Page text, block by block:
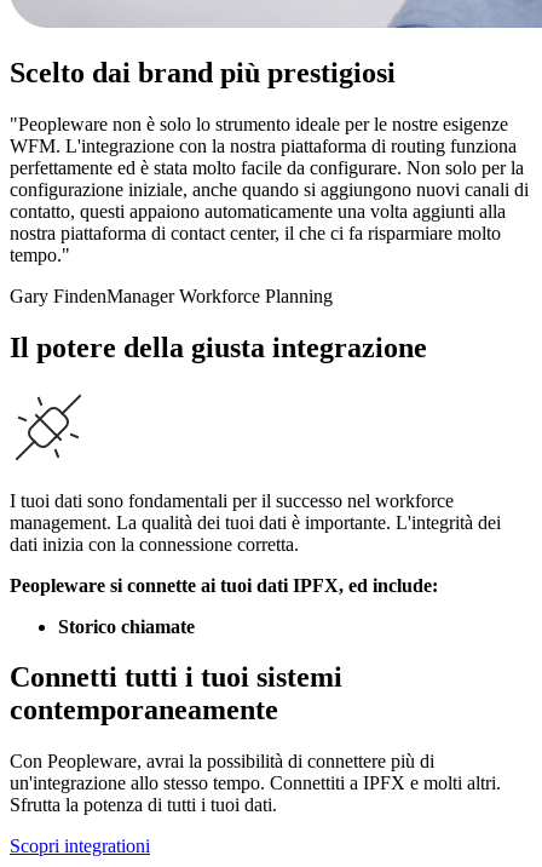
Scelto dai brand più prestigiosi
"Peopleware non è solo lo strumento ideale per le nostre esigenze
WFM. L'integrazione con la nostra piattaforma di routing funziona
perfettamente ed è stata molto facile da configurare. Non solo per la
configurazione iniziale, anche quando si aggiungono nuovi canali di
contatto, questi appaiono automaticamente una volta aggiunti alla
nostra piattaforma di contact center, il che ci fa risparmiare molto
tempo."
Gary FindenManager Workforce Planning
Il potere della giusta integrazione
I tuoi dati sono fondamentali per il successo nel workforce
management. La qualità dei tuoi dati è importante. L'integrità dei
dati inizia con la connessione corretta.
Peopleware si connette ai tuoi dati IPFX, ed include:
Storico chiamate
Connetti tutti i tuoi sistemi
contemporaneamente
Con Peopleware, avrai la possibilità di connettere più di
un'integrazione allo stesso tempo. Connettiti a IPFX e molti altri.
Sfrutta la potenza di tutti i tuoi dati.
Scopri integrationi